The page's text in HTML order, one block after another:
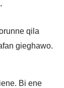
qila
gieghawo.
Bi ene